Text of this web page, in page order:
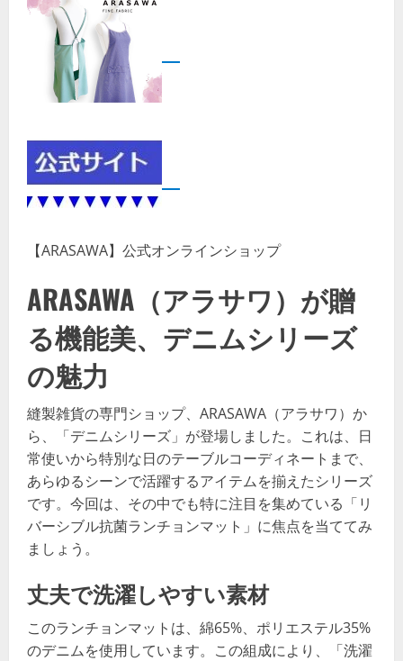
【ARASAWA】公式オンラインショップ
ARASAWA（アラサワ）が贈
る機能美、デニムシリーズ
の魅力
縫製雑貨の専門ショップ、ARASAWA（アラサワ）か
ら、「デニムシリーズ」が登場しました。これは、日
常使いから特別な日のテーブルコーディネートまで、
あらゆるシーンで活躍するアイテムを揃えたシリーズ
です。今回は、その中でも特に注目を集めている「リ
バーシブル抗菌ランチョンマット」に焦点を当ててみ
ましょう。
丈夫で洗濯しやすい素材
このランチョンマットは、綿65%、ポリエステル35%
のデニムを使用しています。この組成により、「洗濯